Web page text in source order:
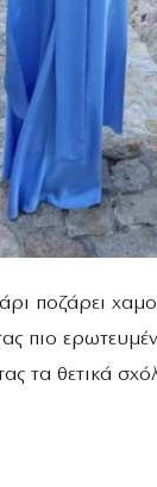
ποζάρει
πιο
τα θετικά